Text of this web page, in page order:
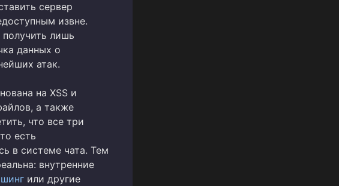
сервер
извне.
лишь
данных о
атак.
на XSS и
а также
что все три
есть
в системе чата. Тем
внутренние
или другие